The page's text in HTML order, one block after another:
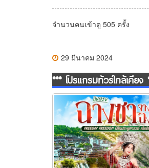
จำนวนคนเข้าดู 505 ครั้ง
29 มีนาคม 2024
*** โปรแกรมทัวร์ใกล้เคียง
ทัวร์ฉางซา จางเจียเจี้ย ฉงชิ่ง
Freedom พิชิตประตูสวรรค์ เ
โบราณ 6 วัน 5 คืน